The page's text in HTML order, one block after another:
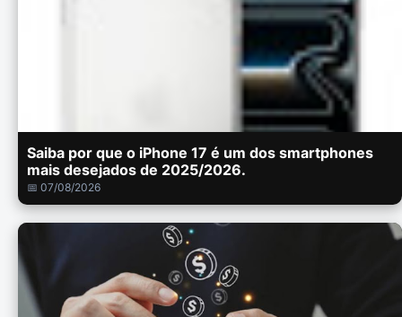
Saiba por que o iPhone 17 é um dos smartphones
mais desejados de 2025/2026.
📅 07/08/2026